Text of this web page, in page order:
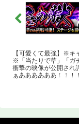
【可愛くて最強】※キ
※「当たりで草」「ガ
衝撃の映像が公開され
ぁああああああ！！！